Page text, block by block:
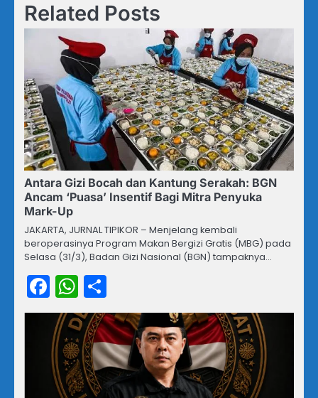
Related Posts
Antara Gizi Bocah dan Kantung Serakah: BGN
Ancam ‘Puasa’ Insentif Bagi Mitra Penyuka
Mark-Up
JAKARTA, JURNAL TIPIKOR – Menjelang kembali
beroperasinya Program Makan Bergizi Gratis (MBG) pada
Selasa (31/3), Badan Gizi Nasional (BGN) tampaknya…
Facebook
WhatsApp